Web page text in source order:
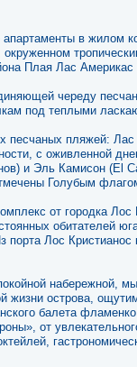
в жилом
Плая Лас
череду
под теплыми
песчаных пляжей:
с оживленной
и Эль Камисон (El
Голубым
от городка
обитателей
порта Лос
набережной,
жизни острова,
балета
от